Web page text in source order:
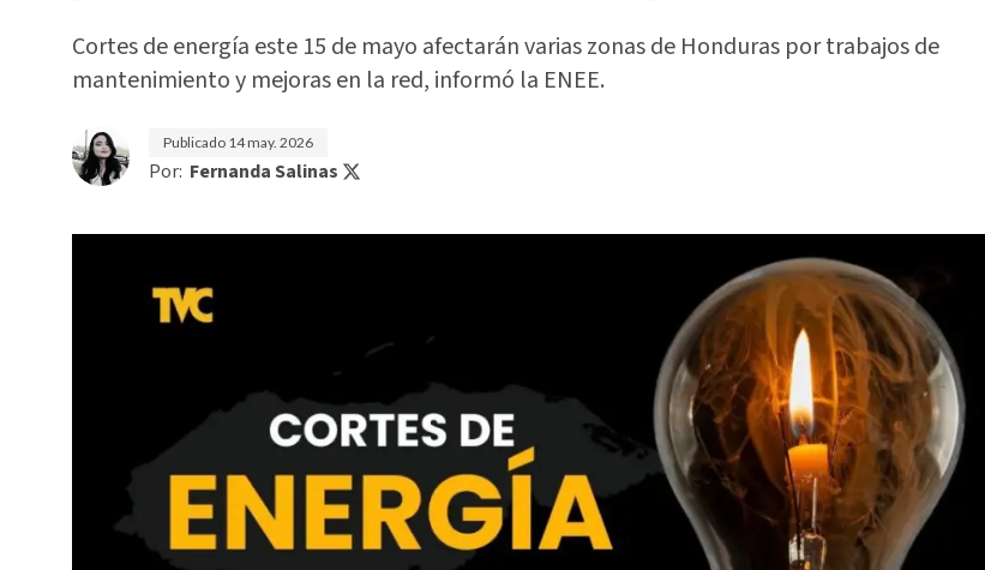
Cortes de energía este 15 de mayo afectarán varias zonas de Honduras por trabajos de
mantenimiento y mejoras en la red, informó la ENEE.
Publicado 14 may. 2026
Por: Fernanda Salinas